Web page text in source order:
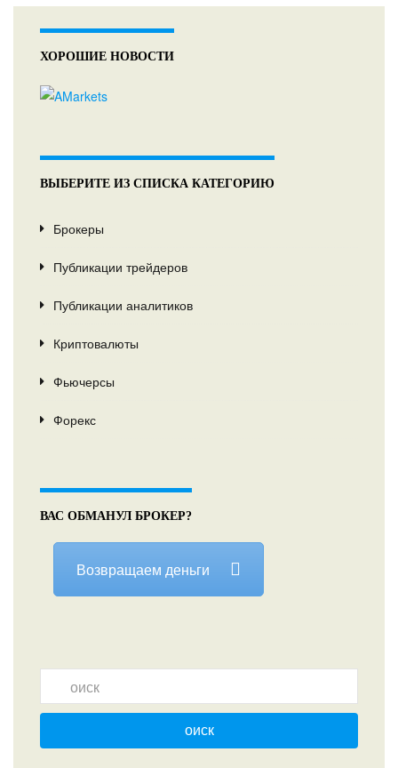
ХОРОШИЕ НОВОСТИ
ВЫБЕРИТЕ ИЗ СПИСКА КАТЕГОРИЮ
Брокеры
Публикации трейдеров
Публикации аналитиков
Криптовалюты
Фьючерсы
Форекс
ВАС ОБМАНУЛ БРОКЕР?
Возвращаем деньги
оиск